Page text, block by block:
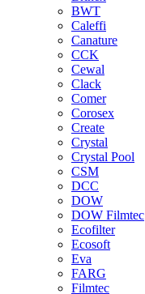
BWT
Caleffi
Canature
CCK
Cewal
Clack
Comer
Corosex
Create
Crystal
Crystal Pool
CSM
DCC
DOW
DOW Filmtec
Ecofilter
Ecosoft
Eva
FARG
Filmtec